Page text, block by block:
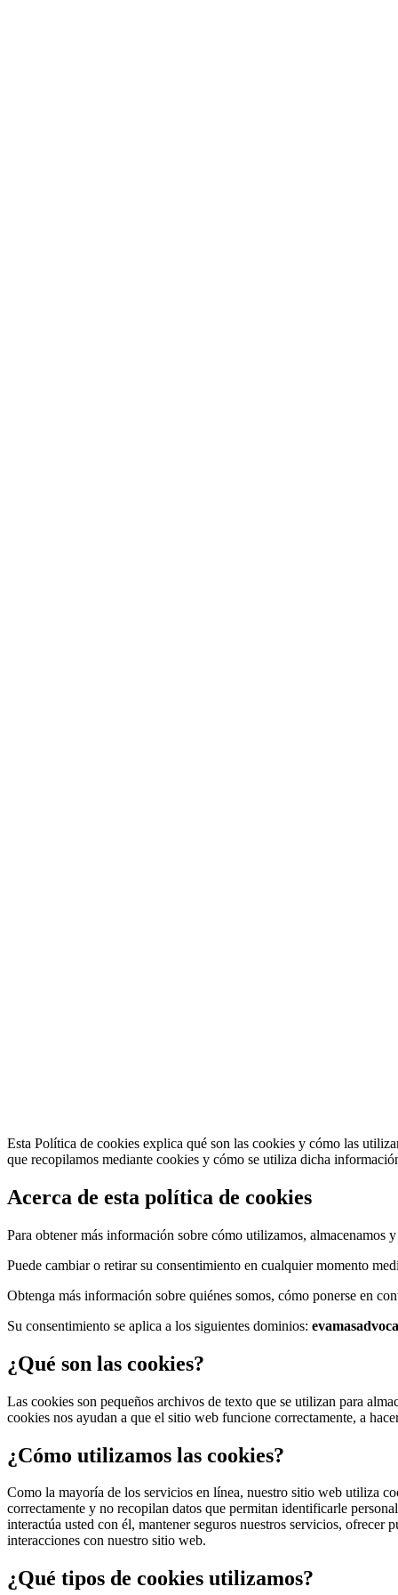
Esta Política de cookies explica qué son las cookies y cómo las
que recopilamos mediante cookies y cómo se utiliza dicha
Acerca de esta política de cookies
Para obtener más información sobre cómo utilizamos, almacenamos
Puede cambiar o retirar su consentimiento en cualquier momento
Obtenga más información sobre quiénes somos, cómo ponerse en
Su consentimiento se aplica a los siguientes dominios:
¿Qué son las cookies?
Las cookies son pequeños archivos de texto que se utilizan para
cookies nos ayudan a que el sitio web funcione correctamente, a
¿Cómo utilizamos las cookies?
Como la mayoría de los servicios en línea, nuestro sitio web utiliza
correctamente y no recopilan datos que permitan identificarle
interactúa usted con él, mantener seguros nuestros servicios,
interacciones con nuestro sitio web.
¿Qué tipos de cookies utilizamos?